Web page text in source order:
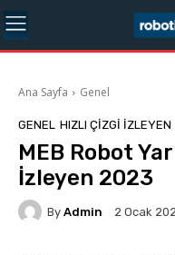
Ana Sayfa Genel
GENEL HIZLI ÇIZGI İZLEYEN
MEB Robot
İzleyen 2023
By Admin 2 Ocak